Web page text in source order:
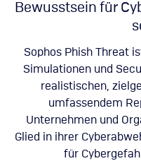
Bewusstsein für
Sophos Phish Threat
Simulationen und
realistischen,
umfassendem
Unternehmen und
Glied in ihrer
für